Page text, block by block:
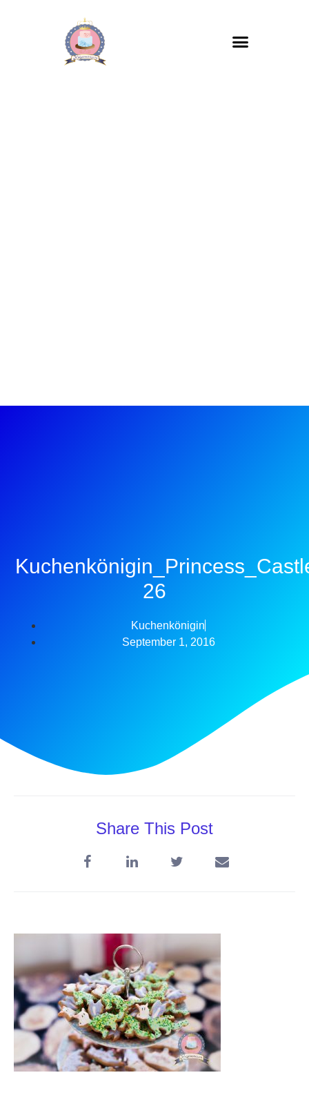
26
Kuchenkönigin
September 1, 2016
Share This Post